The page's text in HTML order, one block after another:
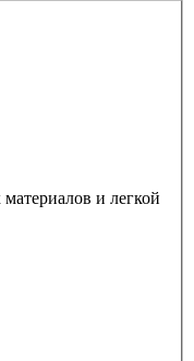
и легкой